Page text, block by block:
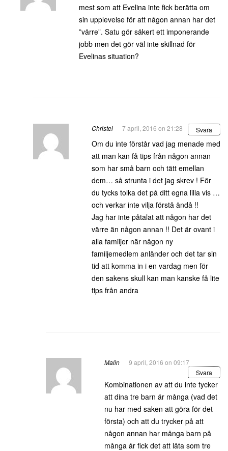
mest som att Evelina inte fick berätta om
sin upplevelse för att någon annan har det
”värre”. Satu gör säkert ett imponerande
jobb men det gör väl inte skillnad för
Evelinas situation?
Christel 7 april, 2016 on 21:28 Svara
Om du inte förstår vad jag menade med
att man kan få tips från någon annan
som har små barn och tätt emellan
dem… så strunta i det jag skrev ! För
du tycks tolka det på ditt egna lilla vis …
och verkar inte vilja förstå ändå !!
Jag har inte påtalat att någon har det
värre än någon annan !! Det är ovant i
alla familjer när någon ny
familjemedlem anländer och det tar sin
tid att komma in i en vardag men för
den sakens skull kan man kanske få lite
tips från andra
Malin
9 april, 2016 on 09:17
Svara
Kombinationen av att du inte tycker
att dina tre barn är många (vad det
nu har med saken att göra för det
första) och att du trycker på att
någon annan har många barn på
många år fick det att låta som tre